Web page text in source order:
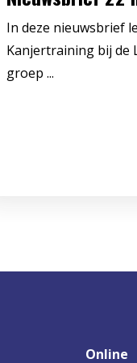
In deze nieuwsbrief
Kanjertraining bij de
groep ...
Online